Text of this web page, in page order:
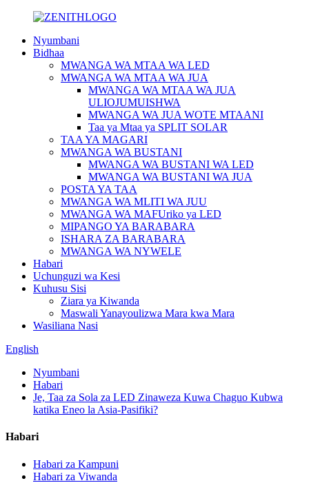
Nyumbani
Bidhaa
MWANGA WA MTAA WA LED
MWANGA WA MTAA WA JUA
MWANGA WA MTAA WA JUA
ULIOJUMUISHWA
MWANGA WA JUA WOTE MTAANI
Taa ya Mtaa ya SPLIT SOLAR
TAA YA MAGARI
MWANGA WA BUSTANI
MWANGA WA BUSTANI WA LED
MWANGA WA BUSTANI WA JUA
POSTA YA TAA
MWANGA WA MLITI WA JUU
MWANGA WA MAFUriko ya LED
MIPANGO YA BARABARA
ISHARA ZA BARABARA
MWANGA WA NYWELE
Habari
Uchunguzi wa Kesi
Kuhusu Sisi
Ziara ya Kiwanda
Maswali Yanayoulizwa Mara kwa Mara
Wasiliana Nasi
English
Nyumbani
Habari
Je, Taa za Sola za LED Zinaweza Kuwa Chaguo Kubwa
katika Eneo la Asia-Pasifiki?
Habari
Habari za Kampuni
Habari za Viwanda